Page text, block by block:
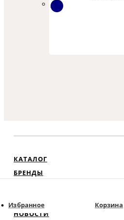
Избранное Корзина
КАТАЛОГ
БРЕНДЫ
НОВОСТИ